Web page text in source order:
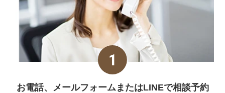
お電話、メールフォームまたはLINEで相談予約